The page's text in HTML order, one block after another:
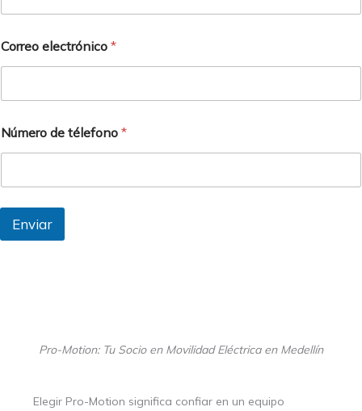
s
Correo electrónico *
Número de télefono *
Enviar
Pro-Motion: Tu Socio en Movilidad Eléctrica en Medellín
Elegir Pro-Motion significa confiar en un equipo